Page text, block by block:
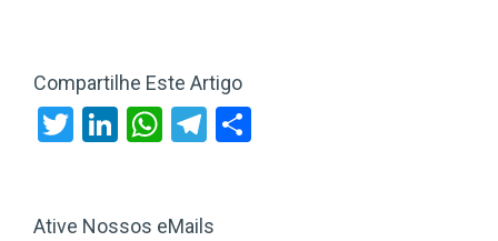
Compartilhe Este Artigo
Twitter
LinkedIn
WhatsApp
Telegram
Ative Nossos eMails